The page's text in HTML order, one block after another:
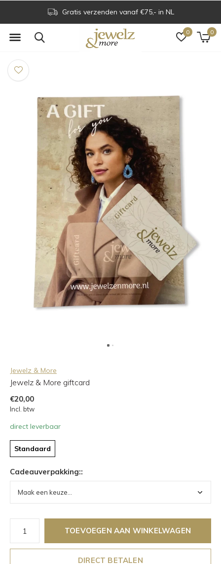
0 0
Voor 16.00 uur besteld is dezelfde dag verzonden
Jewelz & More
Jewelz & More giftcard
€20,00
Incl. btw
direct leverbaar
Standaard
Cadeauverpakking::
TOEVOEGEN AAN WINKELWAGEN
DIRECT BETALEN